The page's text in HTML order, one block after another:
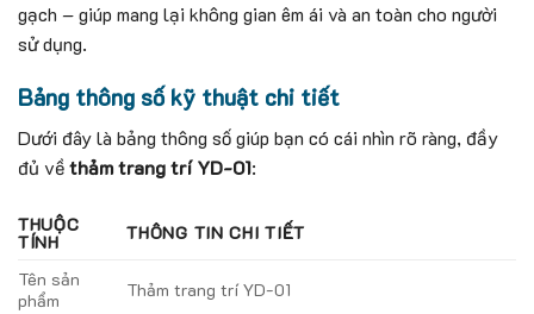
gạch – giúp mang lại không gian êm ái và an toàn cho người
sử dụng.
Bảng thông số kỹ thuật chi tiết
Dưới đây là bảng thông số giúp bạn có cái nhìn rõ ràng, đầy
đủ vềthảm trang trí YD-01:
THUỘC
TÍNH THÔNG TIN CHI TIẾT
Tên sản
phẩm
Thảm trang trí YD-01